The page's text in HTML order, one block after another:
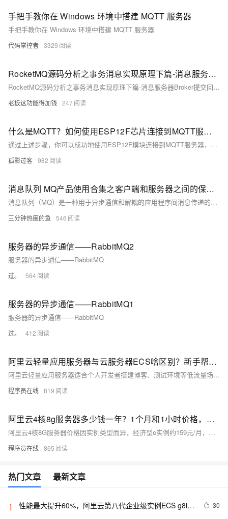
手把手教你在 Windows 环境中搭建 MQTT 服务器
手把手教你在 Windows 环境中搭建 MQTT 服务器
代码掌控者 3329
RocketMQ源码分析之事务消息实现原理下篇-消息服务器Broker提交回滚事务实现原理
RocketMQ源码分析之事务消息实现原理下篇-消息服务器Broker提交回滚事务实现原理
老板这功能得加钱 247
什么是MQTT？如何使用ESP12F芯片连接到MQTT服务器
通过上述步骤，你可以成功地使用ESP12F模块连接到MQTT服务器，发布和订阅消息。MQTT的轻量级和高效性使其非常适合各种物联网应用，而ESP12F模块的强大功能和低成本使其成为实现这些应用的理想选择。
孤影过客 982
消息队列 MQ产品使用合集之客户端和服务器之间的保活心跳检测间隔是怎么设置的
消息队列（MQ）是一种用于异步通信和解耦的应用程序间消息传递的服务，广泛应用于分布式系统中。针对不同的MQ产品，如阿里云的RocketMQ、RabbitMQ等，它们在实现上述场景时可能会有不同的特性和优势，比如RocketMQ强调高吞吐量、低延迟和高可用性，适合大规模分布式系统；而RabbitMQ则以其灵活的路由规则和丰富的协议支持受到青睐。下面是一些常见的消息队列MQ产品的使用场景合集，这些场景涵盖了多种行业和业务需求。
三分钟热度的鱼 546
服务器的异步通信——RabbitMQ2
服务器的异步通信——RabbitMQ
过。 564
服务器的异步通信——RabbitMQ1
服务器的异步通信——RabbitMQ
过。 412
阿里云轻量应用服务器与云服务器ECS啥区别？新手帮助教程
阿里云轻量应用服务器适合个人开发者搭建博客、测试环境等低流量场景，操作简单、成本低；ECS适用于企业级高负载业务，功能强大、灵活可扩展。二者在性能、网络、镜像及运维管理上差异显著，用户应根据实际需求选择。
程序员在线 819
阿里云4核8g服务器多少钱一年？1个月和1小时价格，省钱购买方法分享
阿里云4核8G服务器价格因实例类型而异，经济型e实例约159元/月，计算型c9i约371元/月，按小时计费最低0.45元。实际购买享折扣，1年最高可省至1578元，附主流ECS实例及CPU型号参考。
程序员在线 865
热门文章 最新文章
1
性能最大提升60%，阿里云第八代企业级实例ECS g8i正
30